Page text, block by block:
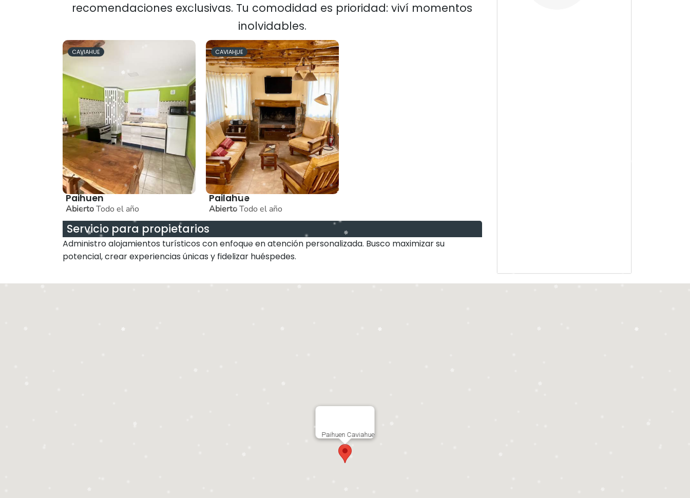
recomendaciones exclusivas. Tu comodidad es prioridad: viví momentos
inolvidables.
CAVIAHUE
Paihuen
AbiertoTodo el año
CAVIAHUE
Pailahue
AbiertoTodo el año
Servicio para propietarios
Administro alojamientos turísticos con enfoque en atención personalizada. Busco maximizar su
potencial, crear experiencias únicas y fidelizar huéspedes.
Paihuen Caviahue